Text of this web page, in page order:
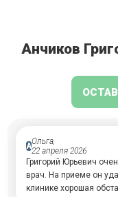
Анчиков
АОльга,
22 апреля 2026
Григорий Юрьевич
врач. На приеме он
клинике хорошая